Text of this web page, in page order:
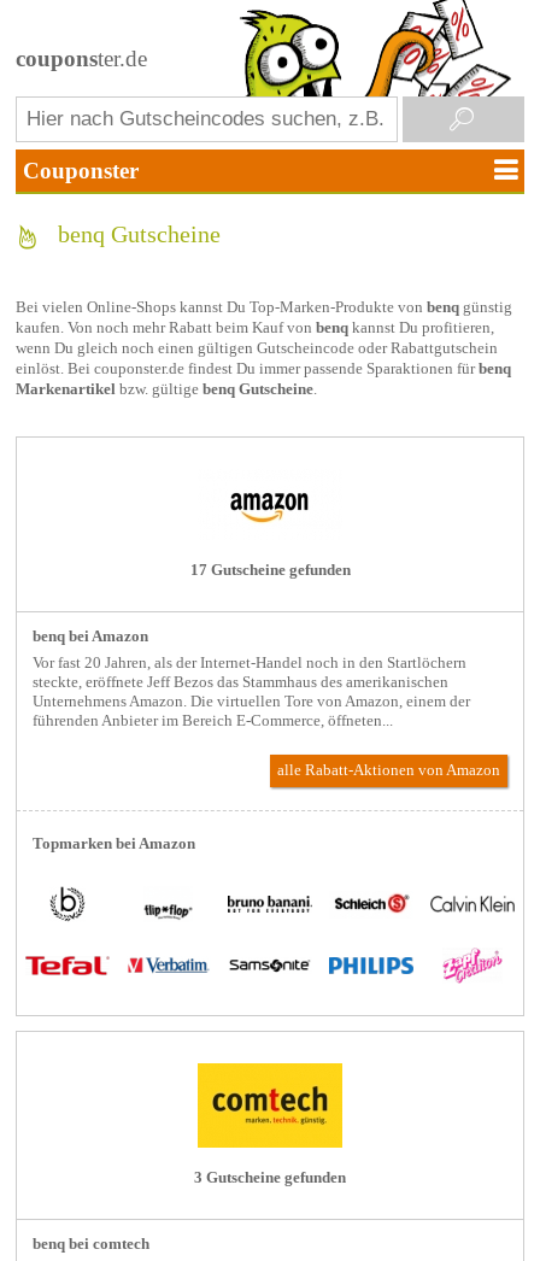
couponster.de
benq Gutscheine
Bei vielen Online-Shops kannst Du Top-Marken-Produkte von benqgünstig
kaufen. Von noch mehr Rabatt beim Kauf von benqkannst Du profitieren,
wenn Du gleich noch einen gültigen Gutscheincode oder Rabattgutschein
einlöst. Bei couponster.de findest Du immer passende Sparaktionen fürbenq
Markenartikelbzw. gültige benq Gutscheine.
17 Gutscheine gefunden
benq bei Amazon
Vor fast 20 Jahren, als der Internet-Handel noch in den Startlöchern
steckte, eröffnete Jeff Bezos das Stammhaus des amerikanischen
Unternehmens Amazon. Die virtuellen Tore von Amazon, einem der
führenden Anbieter im Bereich E-Commerce, öffneten...
alle Rabatt-Aktionenvon Amazon
Topmarken bei Amazon
3 Gutscheine gefunden
benq bei comtech